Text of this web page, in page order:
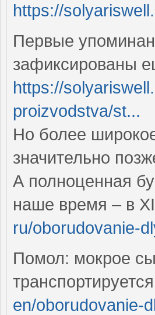
https://
Первые
зафиксированы
https://
proizvodstva/st...
Но более
значительно
А полноценная
наше время – в
ru/oborudovanie-
Помол: мокрое
en/oborudovanie-